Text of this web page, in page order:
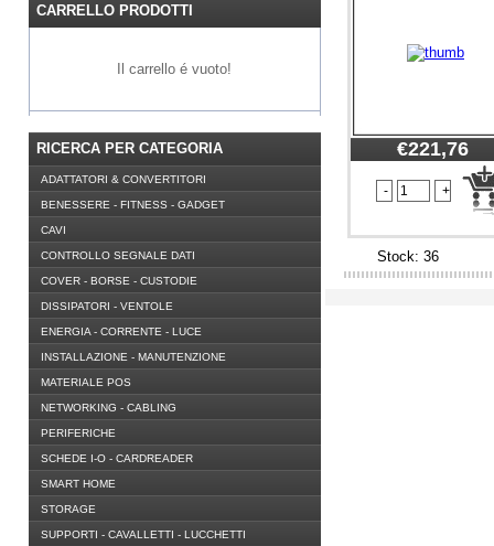
CARRELLO PRODOTTI
Il carrello é vuoto!
RICERCA PER CATEGORIA
ADATTATORI & CONVERTITORI
BENESSERE - FITNESS - GADGET
CAVI
CONTROLLO SEGNALE DATI
COVER - BORSE - CUSTODIE
DISSIPATORI - VENTOLE
ENERGIA - CORRENTE - LUCE
INSTALLAZIONE - MANUTENZIONE
MATERIALE POS
NETWORKING - CABLING
PERIFERICHE
SCHEDE I-O - CARDREADER
SMART HOME
STORAGE
SUPPORTI - CAVALLETTI - LUCCHETTI
€221,76
Stock: 36